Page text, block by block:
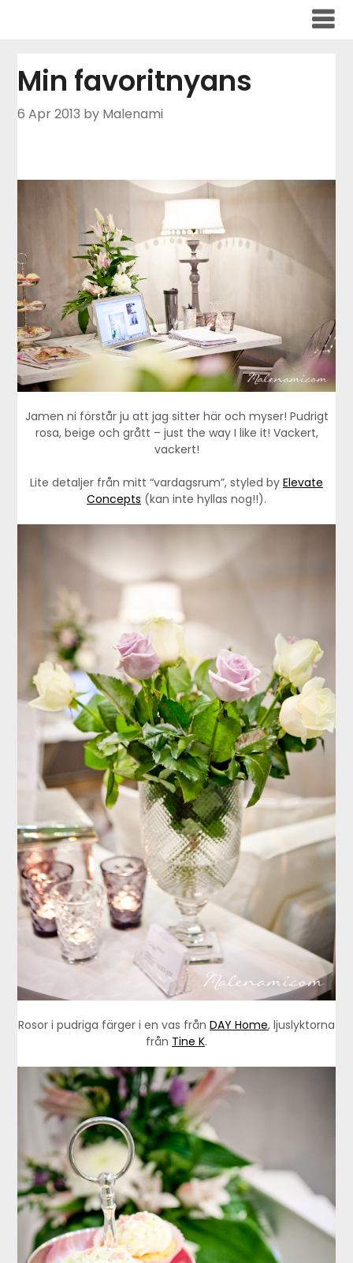
Min favoritnyans
6 Apr 2013 by Malenami
Jamen ni förstår ju att jag sitter här och myser! Pudrigt
rosa, beige och grått – just the way I like it! Vackert,
vackert!
Lite detaljer från mitt “vardagsrum”, styled by Elevate
Concepts (kan inte hyllas nog!!).
Rosor i pudriga färger i en vas från DAY Home, ljuslyktorna
från Tine K.